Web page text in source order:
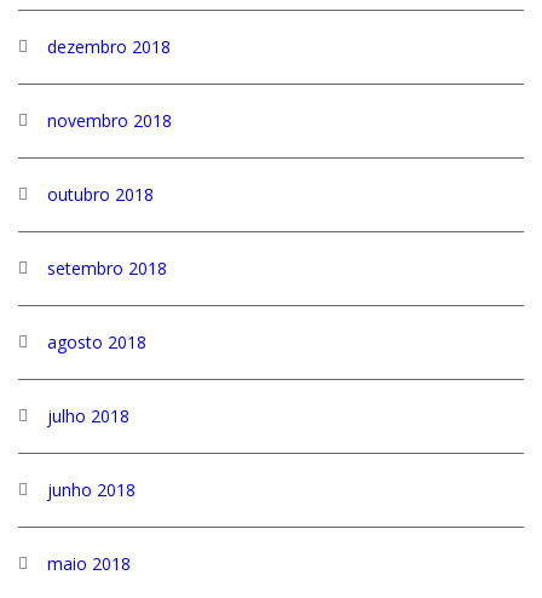
dezembro 2018
novembro 2018
outubro 2018
setembro 2018
agosto 2018
julho 2018
junho 2018
maio 2018